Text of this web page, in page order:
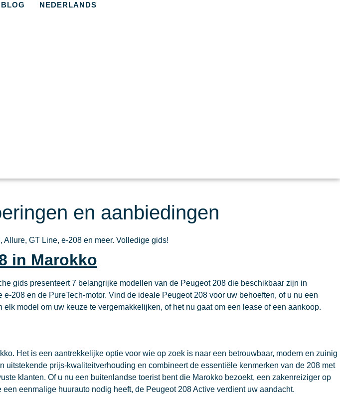
BLOG NEDERLANDS
en aanbiedingen
GT Line, e-208 en meer. Volledige gids!
in Marokko
gids presenteert 7 belangrijke modellen van de Peugeot 208 die beschikbaar zijn in
208 en de PureTech-motor. Vind de ideale Peugeot 208 voor uw behoeften, of u nu een
model om uw keuze te vergemakkelijken, of het nu gaat om een lease of een aankoop.
Het is een aantrekkelijke optie voor wie op zoek is naar een betrouwbaar, modern en zuinig
prijs-kwaliteitverhouding en combineert de essentiële kenmerken van de 208 met
klanten. Of u nu een buitenlandse toerist bent die Marokko bezoekt, een zakenreiziger op
eenmalige huurauto nodig heeft, de Peugeot 208 Active verdient uw aandacht.